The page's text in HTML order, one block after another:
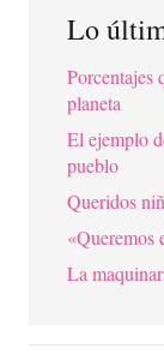
Lo
Porcentajes
planeta
El ejemplo
pueblo
Queridos
«Queremos
La